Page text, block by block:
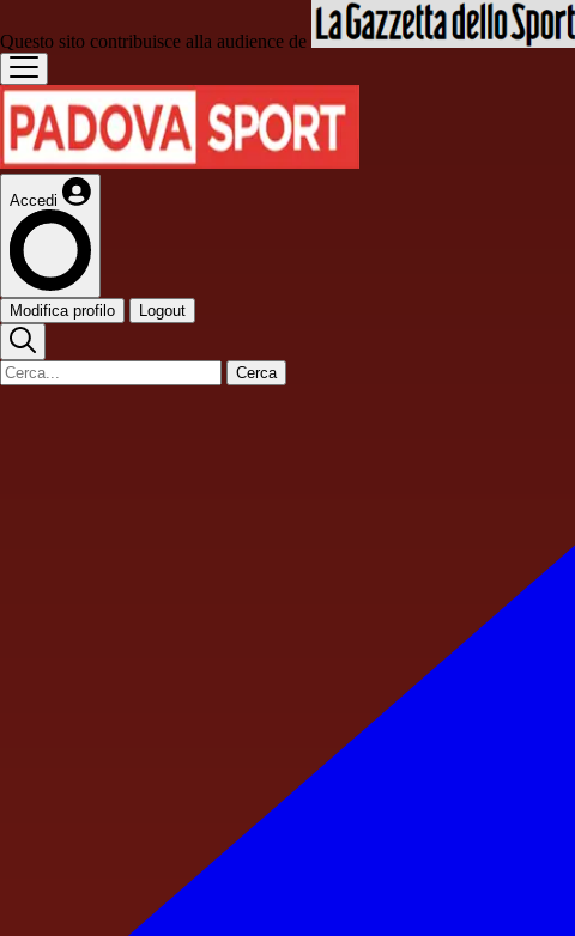
Questo sito contribuisce alla audience de
Accedi
Modifica profilo Logout
Cerca